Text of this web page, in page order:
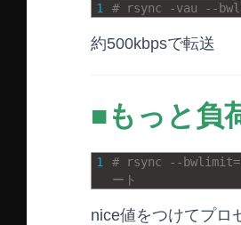
1 # rsync -vau --
約500kbpsで転送
■もっと負
1
# rsync --
ート
nice値をつけてプロ